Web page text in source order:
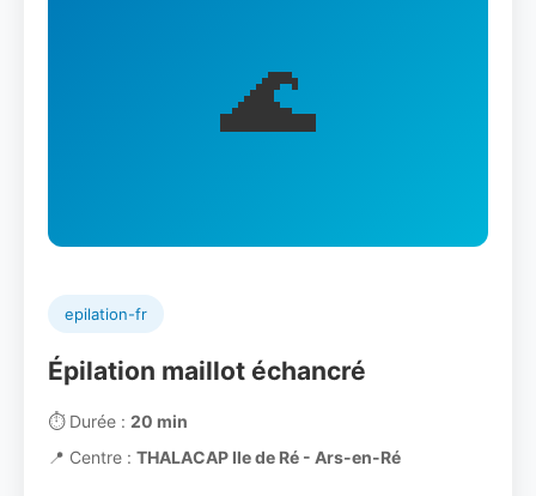
🌊
epilation-fr
Épilation maillot échancré
⏱️Durée : 20 min
📍 Centre : THALACAP Ile de Ré - Ars-en-Ré